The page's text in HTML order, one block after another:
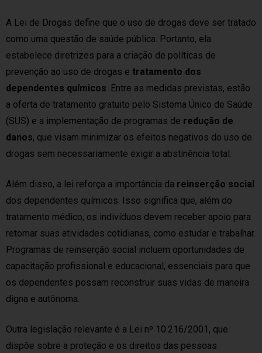
A Lei de Drogas define que o uso de drogas deve ser tratado
como uma questão de saúde pública. Portanto, ela
estabelece diretrizes para a criação de políticas de
prevenção ao uso de drogas e tratamento dos
dependentes químicos. Entre as medidas previstas, estão
a oferta de tratamento gratuito pelo Sistema Único de Saúde
(SUS) e a implementação de programas de redução de
danos, que visam minimizar os efeitos negativos do uso de
drogas sem necessariamente exigir a abstinência total.
Além disso, a lei reforça a importância da reinserção social
dos dependentes químicos. Isso significa que, além do
tratamento médico, os indivíduos devem receber apoio para
retomar suas atividades cotidianas, como estudar e trabalhar.
Programas de reinserção social incluem oportunidades de
capacitação profissional e educacional, essenciais para que
os dependentes possam reconstruir suas vidas de maneira
digna e autônoma.
Outra legislação relevante é a Lei nº 10.216/2001, que
dispõe sobre a proteção e os direitos das pessoas